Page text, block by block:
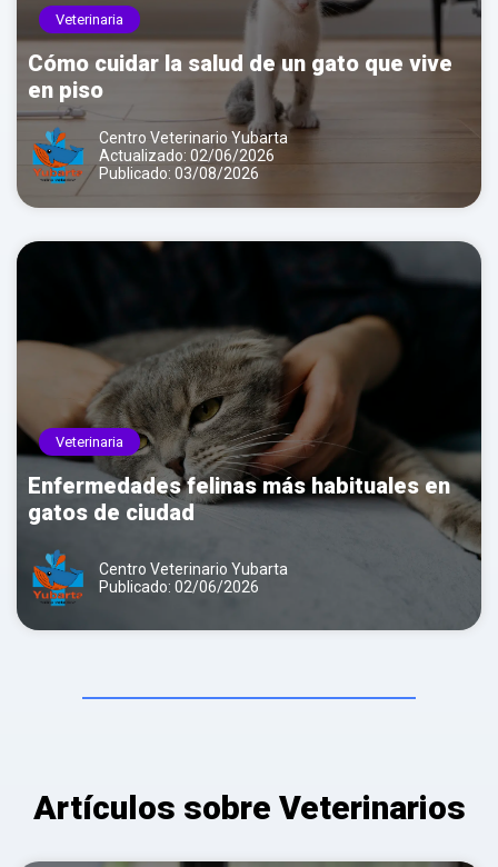
Veterinaria
Cómo cuidar la salud de un gato que vive
en piso
Centro Veterinario Yubarta
Actualizado: 02/06/2026
Publicado: 03/08/2026
Veterinaria
Enfermedades felinas más habituales en
gatos de ciudad
Centro Veterinario Yubarta
Publicado: 02/06/2026
Artículos sobre Veterinarios